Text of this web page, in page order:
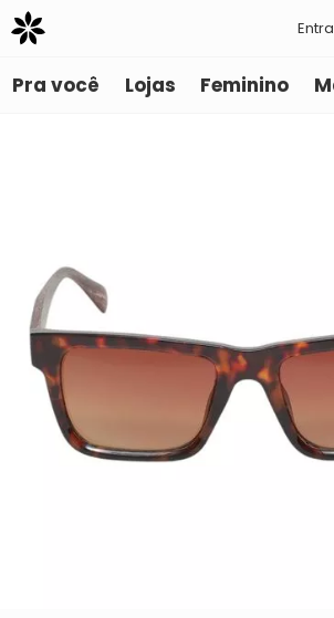
Pra você Lojas Feminino